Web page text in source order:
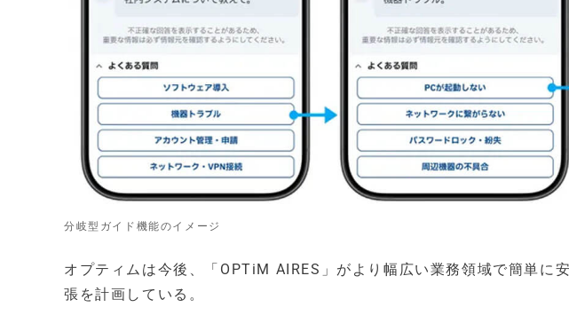
分岐型ガイド機能のイメージ
オプティムは今後、「OPTiM AIRES」がより幅広い業務領域で簡単に
張を計画している。